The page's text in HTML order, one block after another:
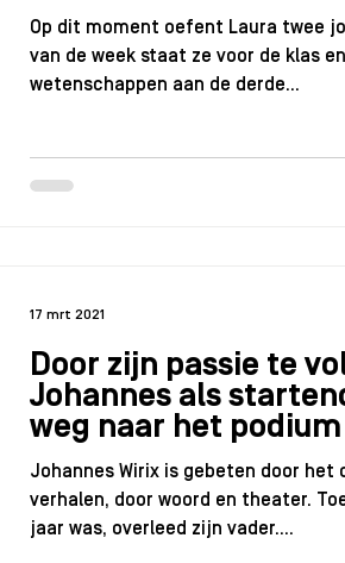
Op dit moment oefent Laura twee
van de week staat ze voor de klas
wetenschappen aan de derde...
Door zijn passie te
Johannes als
weg naar het podium
Johannes Wirix is gebeten door het
verhalen, door woord en theater.
jaar was, overleed zijn vader....
17 mrt 2021